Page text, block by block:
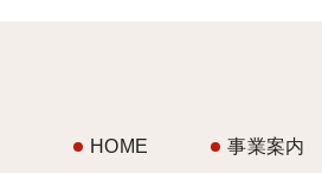
HOME 事業案内